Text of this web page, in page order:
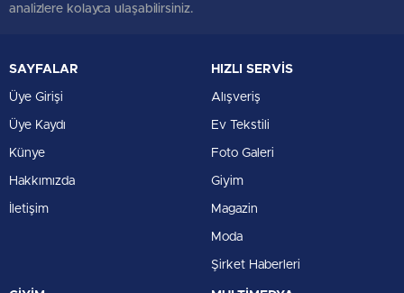
analizlere kolayca ulaşabilirsiniz.
SAYFALAR
Üye Girişi
Üye Kaydı
Künye
Hakkımızda
İletişim
HIZLI SERVİS
Alışveriş
Ev Tekstili
Foto Galeri
Giyim
Magazin
Moda
Şirket Haberleri